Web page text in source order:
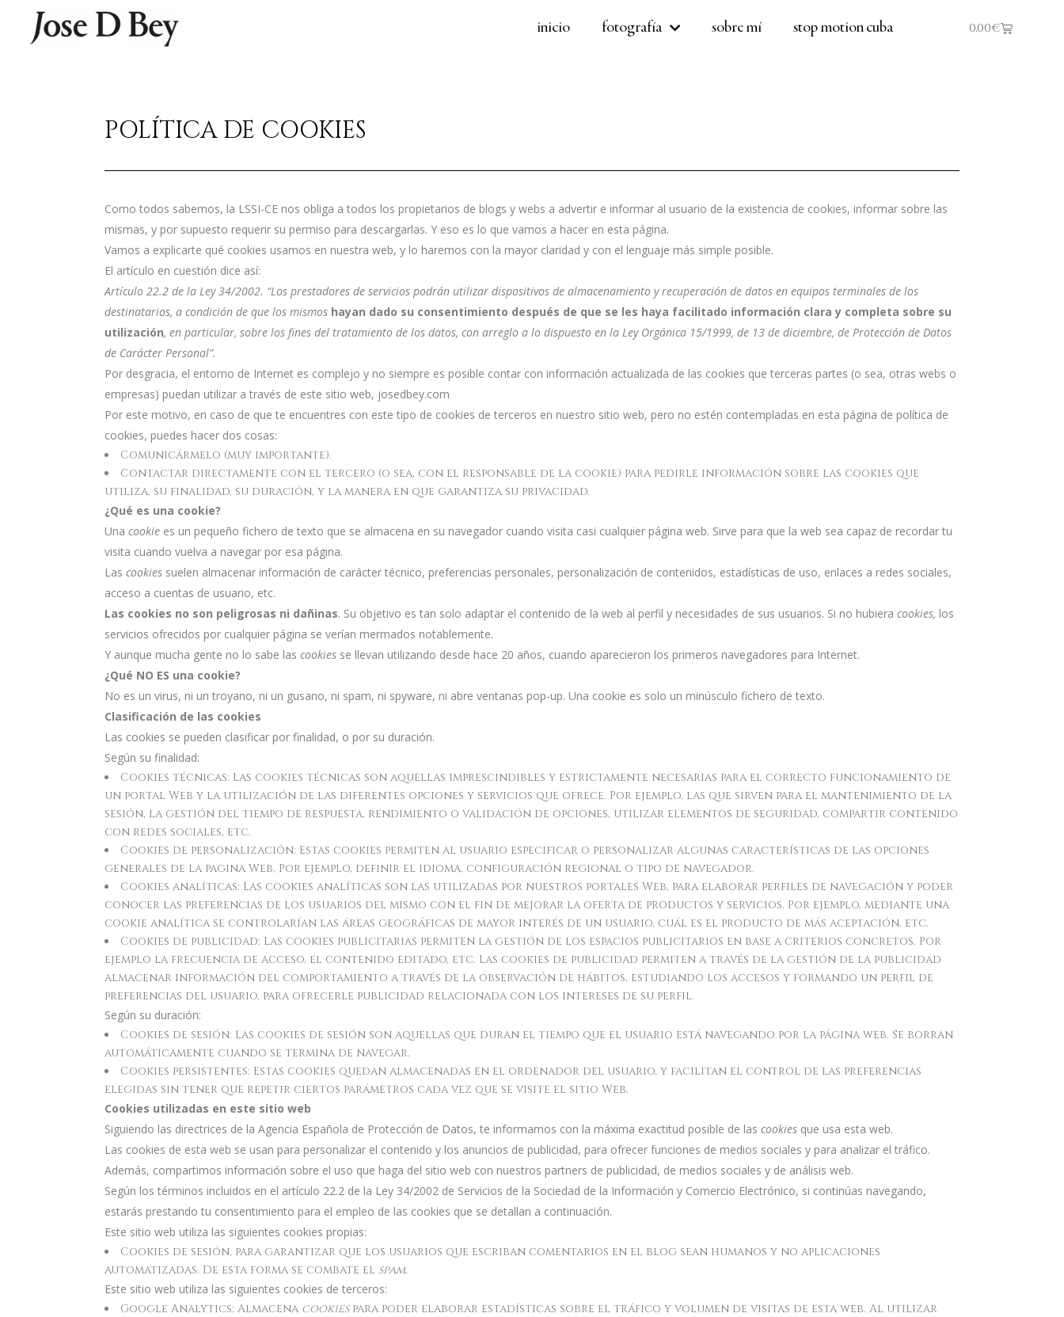
inicio fotografía sobre mí stop motion cuba 0,00€
POLÍTICA DE COOKIES
Como todos sabemos, la LSSI-CE nos obliga a todos los propietarios de blogs y webs a advertir e informar al usuario de la existencia de cookies, informar sobre las
mismas, y por supuesto requerir su permiso para descargarlas. Y eso es lo que vamos a hacer en esta página.
Vamos a explicarte qué cookies usamos en nuestra web, y lo haremos con la mayor claridad y con el lenguaje más simple posible.
El artículo en cuestión dice así:
Artículo 22.2 de la Ley 34/2002. “Los prestadores de servicios podrán utilizar dispositivos de almacenamiento y recuperación de datos en equipos terminales de los
destinatarios, a condición de que los mismos hayan dado su consentimiento después de que se les haya facilitado información clara y completa sobre su
utilización, en particular, sobre los fines del tratamiento de los datos, con arreglo a lo dispuesto en la Ley Orgánica 15/1999, de 13 de diciembre, de Protección de Datos
de Carácter Personal”.
Por desgracia, el entorno de Internet es complejo y no siempre es posible contar con información actualizada de las cookies que terceras partes (o sea, otras webs o
empresas) puedan utilizar a través de este sitio web, josedbey.com
Por este motivo, en caso de que te encuentres con este tipo de cookies de terceros en nuestro sitio web, pero no estén contempladas en esta página de política de
cookies, puedes hacer dos cosas:
Comunicármelo (muy importante).
Contactar directamente con el tercero (o sea, con el responsable de la cookie) para pedirle información sobre las cookies que
utiliza, su finalidad, su duración, y la manera en que garantiza su privacidad.
¿Qué es una cookie?
Una cookie es un pequeño fichero de texto que se almacena en su navegador cuando visita casi cualquier página web. Sirve para que la web sea capaz de recordar tu
visita cuando vuelva a navegar por esa página.
Las cookies suelen almacenar información de carácter técnico, preferencias personales, personalización de contenidos, estadísticas de uso, enlaces a redes sociales,
acceso a cuentas de usuario, etc.
Las cookies no son peligrosas ni dañinas. Su objetivo es tan solo adaptar el contenido de la web al perfil y necesidades de sus usuarios. Si no hubiera cookies, los
servicios ofrecidos por cualquier página se verían mermados notablemente.
Y aunque mucha gente no lo sabe las cookies se llevan utilizando desde hace 20 años, cuando aparecieron los primeros navegadores para Internet.
¿Qué NO ES una cookie?
No es un virus, ni un troyano, ni un gusano, ni spam, ni spyware, ni abre ventanas pop-up. Una cookie es solo un minúsculo fichero de texto.
Clasificación de las cookies
Las cookies se pueden clasificar por finalidad, o por su duración.
Según su finalidad:
Cookies técnicas: Las cookies técnicas son aquellas imprescindibles y estrictamente necesarias para el correcto funcionamiento de
un portal Web y la utilización de las diferentes opciones y servicios que ofrece. Por ejemplo, las que sirven para el mantenimiento de la
sesión, la gestión del tiempo de respuesta, rendimiento o validación de opciones, utilizar elementos de seguridad, compartir contenido
con redes sociales, etc.
Cookies de personalización: Estas cookies permiten al usuario especificar o personalizar algunas características de las opciones
generales de la pagina Web, Por ejemplo, definir el idioma, configuración regional o tipo de navegador.
Cookies analíticas: Las cookies analíticas son las utilizadas por nuestros portales Web, para elaborar perfiles de navegación y poder
conocer las preferencias de los usuarios del mismo con el fin de mejorar la oferta de productos y servicios. Por ejemplo, mediante una
cookie analítica se controlarían las áreas geográficas de mayor interés de un usuario, cuál es el producto de más aceptación, etc.
Cookies de publicidad: Las cookies publicitarias permiten la gestión de los espacios publicitarios en base a criterios concretos. Por
ejemplo la frecuencia de acceso, el contenido editado, etc. Las cookies de publicidad permiten a través de la gestión de la publicidad
almacenar información del comportamiento a través de la observación de hábitos, estudiando los accesos y formando un perfil de
preferencias del usuario, para ofrecerle publicidad relacionada con los intereses de su perfil.
Según su duración:
Cookies de sesión: Las cookies de sesión son aquellas que duran el tiempo que el usuario está navegando por la página web. Se borran
automáticamente cuando se termina de navegar.
Cookies persistentes: Estas cookies quedan almacenadas en el ordenador del usuario, y facilitan el control de las preferencias
elegidas sin tener que repetir ciertos parámetros cada vez que se visite el sitio Web.
Cookies utilizadas en este sitio web
Siguiendo las directrices de la Agencia Española de Protección de Datos, te informamos con la máxima exactitud posible de las cookies que usa esta web.
Las cookies de esta web se usan para personalizar el contenido y los anuncios de publicidad, para ofrecer funciones de medios sociales y para analizar el tráfico.
Además, compartimos información sobre el uso que haga del sitio web con nuestros partners de publicidad, de medios sociales y de análisis web.
Según los términos incluidos en el artículo 22.2 de la Ley 34/2002 de Servicios de la Sociedad de la Información y Comercio Electrónico, si continúas navegando,
estarás prestando tu consentimiento para el empleo de las cookies que se detallan a continuación.
Este sitio web utiliza las siguientes cookies propias:
Cookies de sesión, para garantizar que los usuarios que escriban comentarios en el blog sean humanos y no aplicaciones
automatizadas. De esta forma se combate el spam.
Este sitio web utiliza las siguientes cookies de terceros:
Google Analytics: Almacena cookiespara poder elaborar estadísticas sobre el tráfico y volumen de visitas de esta web. Al utilizar